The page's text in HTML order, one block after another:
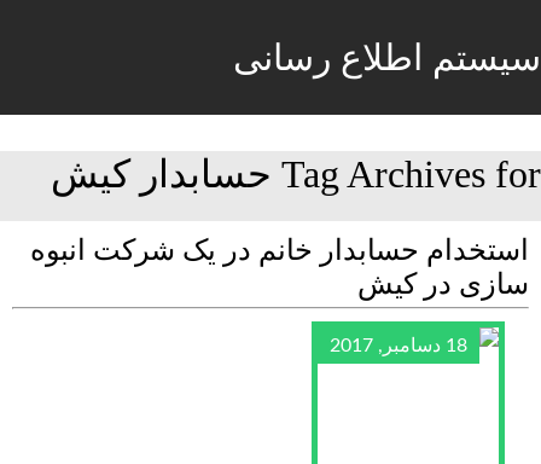
سیستم اطلاع رسانی
Tag Archives for حسابدار کیش
استخدام حسابدار خانم در یک شرکت انبوه
سازی در کیش
18 دسامبر, 2017